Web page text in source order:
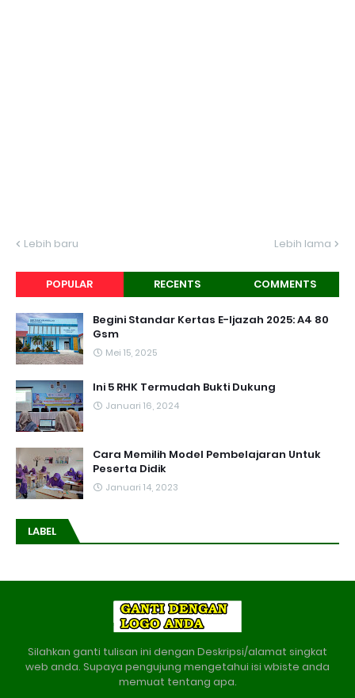
Lebih baru Lebih lama
POPULAR RECENTS COMMENTS
Begini Standar Kertas E-Ijazah 2025: A4 80
Gsm
Mei 15, 2025
Ini 5 RHK Termudah Bukti Dukung
Januari 16, 2024
Cara Memilih Model Pembelajaran Untuk
Peserta Didik
Januari 14, 2023
LABEL
Silahkan ganti tulisan ini dengan Deskripsi/alamat singkat
web anda. Supaya pengujung mengetahui isi wbiste anda
memuat tentang apa.